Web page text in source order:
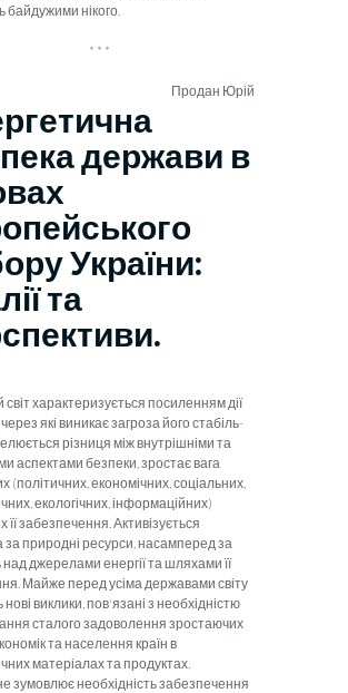
нікого.
* * *
Продан Юрій
держави в
України:
та
характеризується посиленням дії
через які виникає загроза його стабіль­
різниця між внутрішніми та
аспектами безпеки, зростає вага
(політичних, економічних, соціальних,
екологічних, інформаційних)
її забезпечен­ня. Активізується
за природні ресурси, на­самперед за
джерелами енергії та шляха­ми її
Майже перед усіма державами світу
виклики, пов'язані з необхідністю
сталого задоволення зростаючих
та населення країн в
матеріалах та продуктах.
зумовлює необхідність забезпе­чення